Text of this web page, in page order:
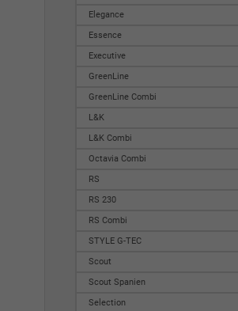
Elegance
Essence
Executive
GreenLine
GreenLine Combi
L&K
L&K Combi
Octavia Combi
RS
RS 230
RS Combi
STYLE G-TEC
Scout
Scout Spanien
Selection